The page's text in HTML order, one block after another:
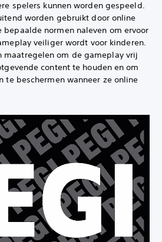
spelers kunnen worden gespeeld.
worden gebruikt door online
normen naleven om ervoor
veiliger wordt voor kinderen.
maatregelen om de gameplay vrij
content te houden en om
te beschermen wanneer ze online